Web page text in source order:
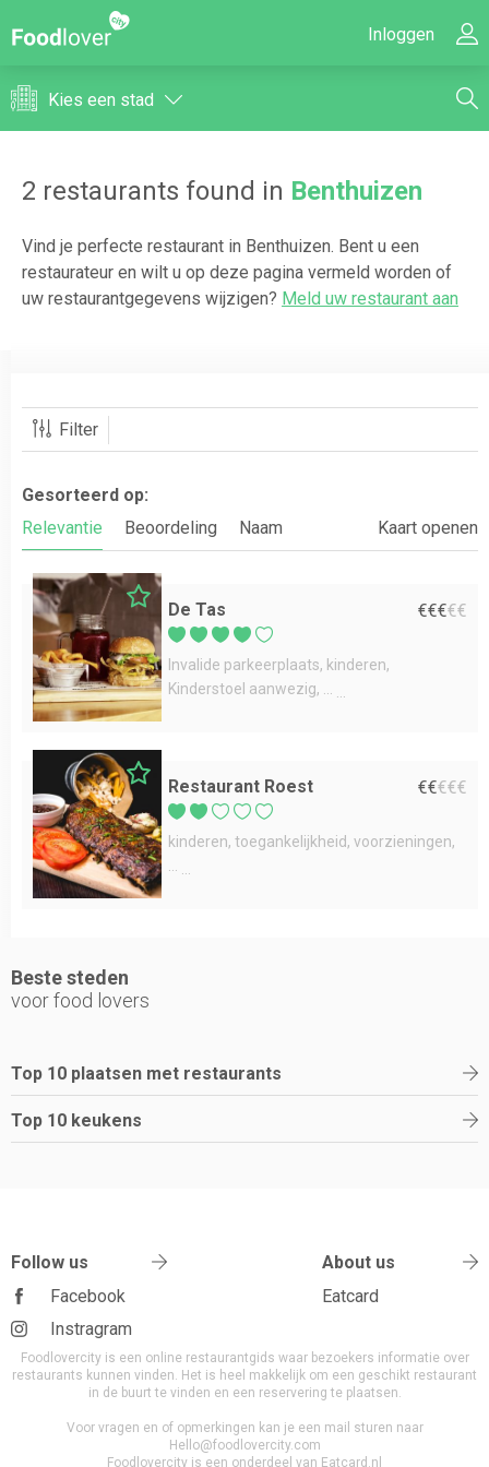
Inloggen
Kies een stad
2 restaurants found in Benthuizen
Vind je perfecte restaurant in Benthuizen. Bent u een
restaurateur en wilt u op deze pagina vermeld worden of
uw restaurantgegevens wijzigen? Meld uw restaurant aan
Filter
Gesorteerd op:
Relevantie
Beoordeling Naam Kaart openen
De Tas €€€€€
Invalide parkeerplaats kinderen
Kinderstoel aanwezig
Restaurant Roest €€€€€
kinderen toegankelijkheid voorzieningen
Beste steden
voor food lovers
Top 10 plaatsen met restaurants
Top 10 keukens
Follow us
Facebook
Instragram
About us
Eatcard
Foodlovercity is een online restaurantgids waar bezoekers informatie over
restaurants kunnen vinden. Het is heel makkelijk om een geschikt restaurant
in de buurt te vinden en een reservering te plaatsen.
Voor vragen en of opmerkingen kan je een mail sturen naar
Hello@foodlovercity.com
Foodlovercity is een onderdeel van Eatcard.nl